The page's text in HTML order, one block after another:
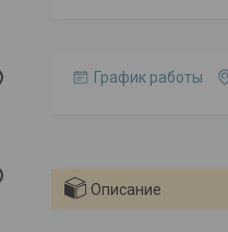
График работы
Описание